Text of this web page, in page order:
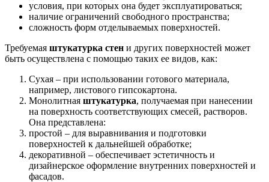
условия, при которых она будет эксплуатироваться;
наличие ограничений свободного пространства;
сложность форм отделываемых поверхностей.
Требуемая штукатурка стен и других поверхностей может
быть осуществлена с помощью таких ее видов, как:
Сухая – при использовании готового материала,
например, листового гипсокартона.
Монолитная штукатурка, получаемая при нанесении
на поверхность соответствующих смесей, растворов.
Она представлена:
простой – для выравнивания и подготовки
поверхностей к дальнейшей обработке;
декоративной – обеспечивает эстетичность и
дизайнерское оформление внутренних поверхностей и
фасадов.